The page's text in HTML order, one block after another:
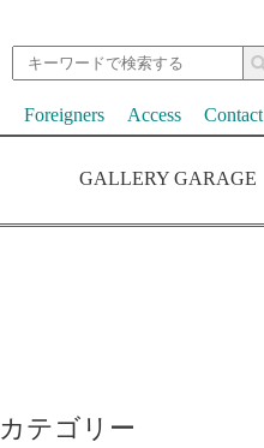
Foreigners Access Contact
GALLERY GARAGE
カテゴリー